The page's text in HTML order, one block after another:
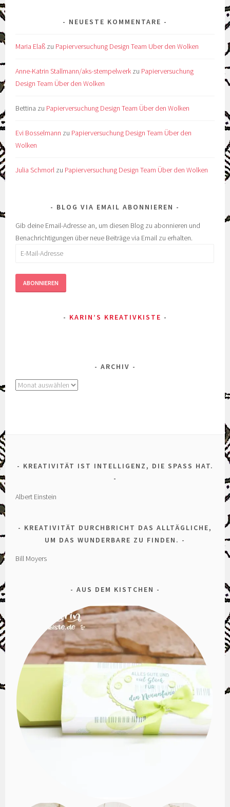
NEUESTE KOMMENTARE
Maria Elaß zu Papierversuchung Design Team Uber den Wolken
Anne-Katrin Stallmann/aks-stempelwerk zu Papierversuchung
Design Team Über den Wolken
Bettina zu Papierversuchung Design Team Über den Wolken
Evi Bosselmann zu Papierversuchung Design Team Über den
Wolken
Julia Schmorl zu Papierversuchung Design Team Über den Wolken
BLOG VIA EMAIL ABONNIEREN
Gib deine Email-Adresse an, um diesen Blog zu abonnieren und
Benachrichtigungen über neue Beiträge via Email zu erhalten.
Adresse
ABONNIEREN
KARIN’S KREATIVKISTE
ARCHIV
Archiv
KREATIVITÄT IST INTELLIGENZ, DIE SPASS HAT.
Albert Einstein
KREATIVITÄT DURCHBRICHT DAS ALLTÄGLICHE,
UM DAS WUNDERBARE ZU FINDEN.
Bill Moyers
AUS DEM KISTCHEN